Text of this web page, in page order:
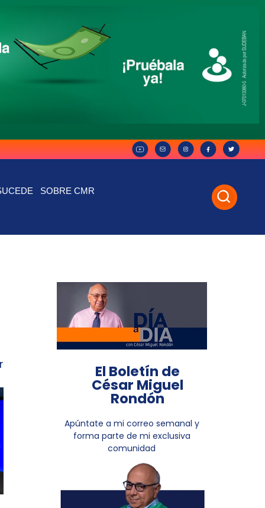
SOBRE CMR
El Boletín de
César Miguel
Rondón
Apúntate a mi correo semanal y
forma parte de mi exclusiva
comunidad